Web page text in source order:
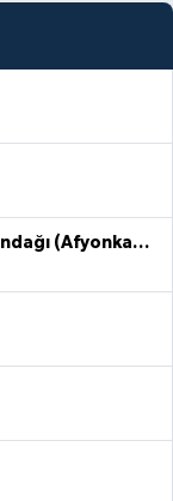
Akşehir Gölü - [02.73 km] Sultandağı (Afyonkarahisar)